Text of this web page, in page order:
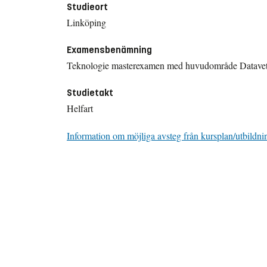
Studieort
Linköping
Examensbenämning
Teknologie masterexamen med huvudområde
Studietakt
Helfart
Information om möjliga avsteg från kursplan/